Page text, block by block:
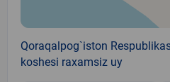
Qoraqalpog`iston
koshesi raxamsiz uy